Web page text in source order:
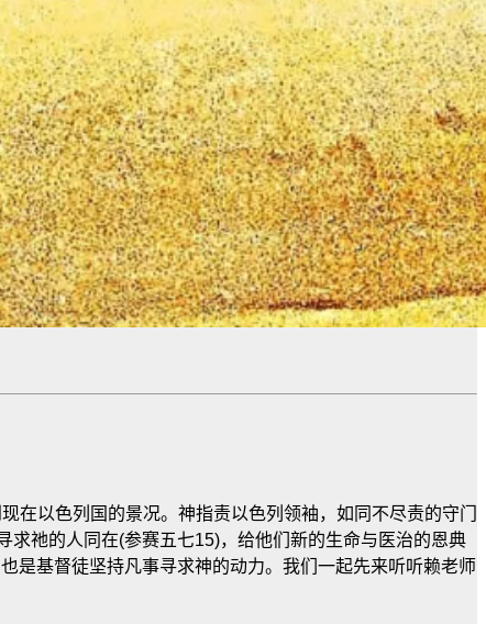
以色列国的景况。神指责以色列领袖，如同不尽责的守门
祂的人同在(参赛五七15)，给他们新的生命与医治的恩典
是基督徒坚持凡事寻求神的动力。我们一起先来听听赖老师